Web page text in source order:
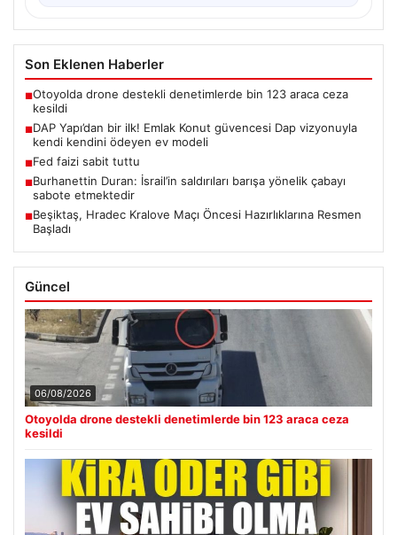
Son Eklenen Haberler
■Otoyolda drone destekli denetimlerde bin 123 araca ceza
kesildi
■DAP Yapı’dan bir ilk! Emlak Konut güvencesi Dap vizyonuyla
kendi kendini ödeyen ev modeli
■Fed faizi sabit tuttu
■Burhanettin Duran: İsrail’in saldırıları barışa yönelik çabayı
sabote etmektedir
■Beşiktaş, Hradec Kralove Maçı Öncesi Hazırlıklarına Resmen
Başladı
Güncel
06/08/2026
Otoyolda drone destekli denetimlerde bin 123 araca ceza
kesildi